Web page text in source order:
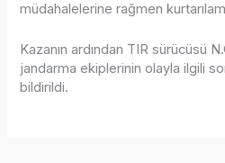
müdahalelerine rağmen
Kazanın ardından TIR sürücüsü
jandarma ekiplerinin olayla ilgili
bildirildi.